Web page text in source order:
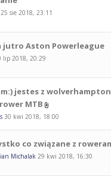
25 sie 2018, 23:11
jutro Aston Powerleague
lip 2018, 20:29
jestes z
MTB
30 kwi 2018, 18:00
co związane z
Michalak 29 kwi 2018, 16:30